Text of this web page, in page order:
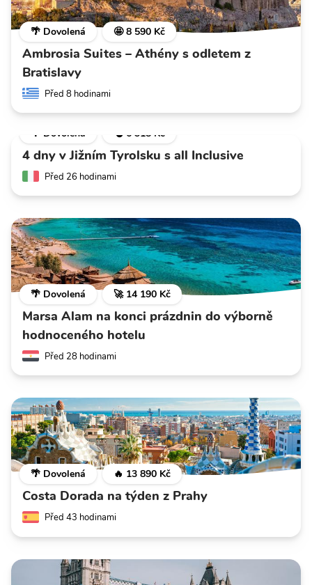
🌴 Dovolená 🤩 8 590 Kč
Ambrosia Suites – Athény s odletem z
Bratislavy
Před 8 hodinami
🌴 Dovolená 💣 6 318 Kč
4 dny v Jižním Tyrolsku s all Inclusive
Před 26 hodinami
🌴 Dovolená 🚀 14 190 Kč
Marsa Alam na konci prázdnin do výborně
hodnoceného hotelu
Před 28 hodinami
🌴 Dovolená 🔥 13 890 Kč
Costa Dorada na týden z Prahy
Před 43 hodinami